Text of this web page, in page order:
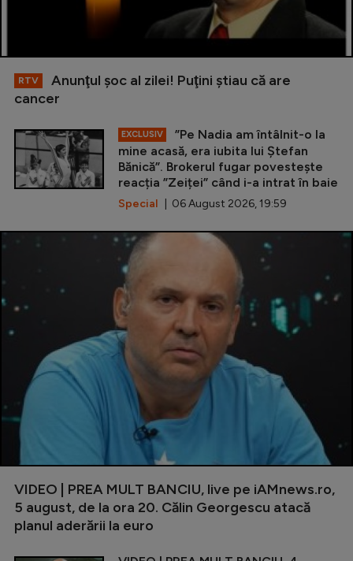
RTV
Anunţul şoc al zilei! Puţini ştiau că are
cancer
EXCLUSIV
”Pe Nadia am întâlnit-o la
mine acasă, era iubita lui Ștefan
Bănică”. Brokerul fugar povestește
reacția ”Zeiței” când i-a intrat în baie
Special | 06 August 2026, 19:59
VIDEO | PREA MULT BANCIU, live pe iAMnews.ro,
5 august, de la ora 20. Călin Georgescu atacă
planul aderării la euro